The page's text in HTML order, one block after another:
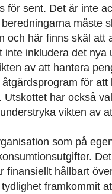
för sent. Det är inte
måste
och här finns skäl att
inkludera det nya
av att hantera
för
har också
vikten av
som på
finansiellt hållbart
framkommit